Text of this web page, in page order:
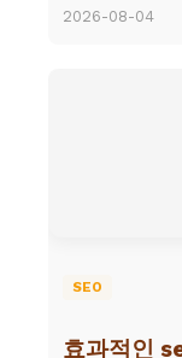
2026-08-04
SEO
효과적인